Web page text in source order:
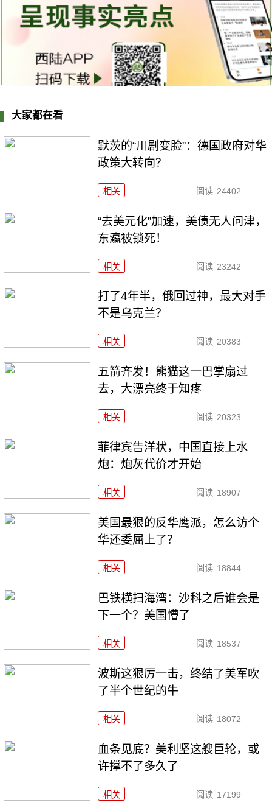
大家都在看
默茨的“川剧变脸”：德国政府对华
政策大转向？
相关 阅读 24402
“去美元化”加速，美债无人问津，
东瀛被锁死！
相关 阅读 23242
打了4年半，俄回过神，最大对手
不是乌克兰？
相关 阅读 20383
五箭齐发！熊猫这一巴掌扇过
去，大漂亮终于知疼
相关 阅读 20323
菲律宾告洋状，中国直接上水
炮：炮灰代价才开始
相关 阅读 18907
美国最狠的反华鹰派，怎么访个
华还委屈上了？
相关 阅读 18844
巴铁横扫海湾：沙科之后谁会是
下一个？美国懵了
相关 阅读 18537
波斯这狠厉一击，终结了美军吹
了半个世纪的牛
相关 阅读 18072
血条见底？美利坚这艘巨轮，或
许撑不了多久了
相关 阅读 17199